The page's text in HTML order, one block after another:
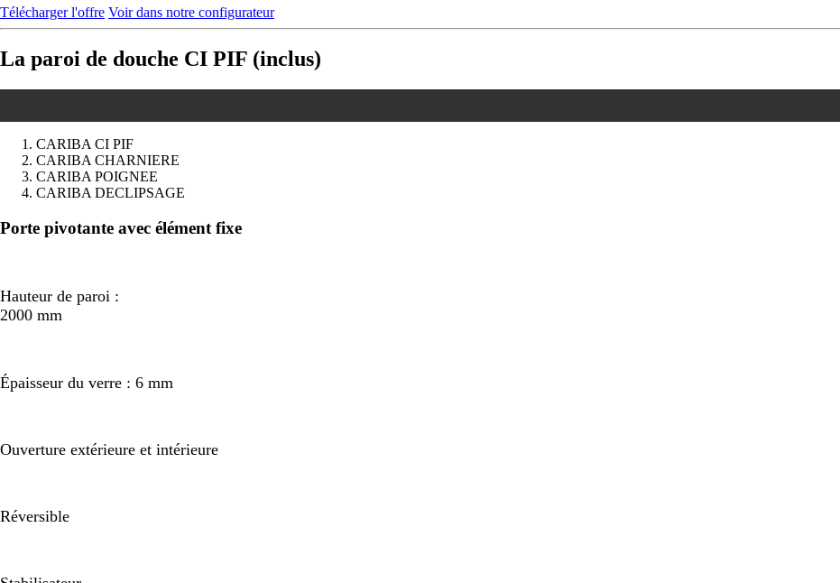
Télécharger l'offre Voir dans notre configurateur
La paroi de douche CI PIF (inclus)
CARIBA CI PIF
CARIBA CHARNIERE
CARIBA POIGNEE
CARIBA DECLIPSAGE
Précédent
Suivant
Porte pivotante avec élément fixe
Hauteur de paroi :
2000 mm
Épaisseur du verre : 6 mm
Ouverture extérieure et intérieure
Réversible